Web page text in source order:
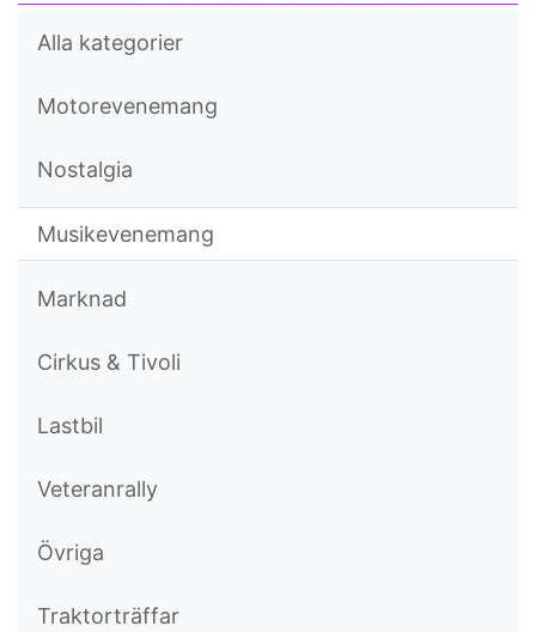
Alla kategorier
Motorevenemang
Nostalgia
Musikevenemang
Marknad
Cirkus & Tivoli
Lastbil
Veteranrally
Övriga
Traktorträffar